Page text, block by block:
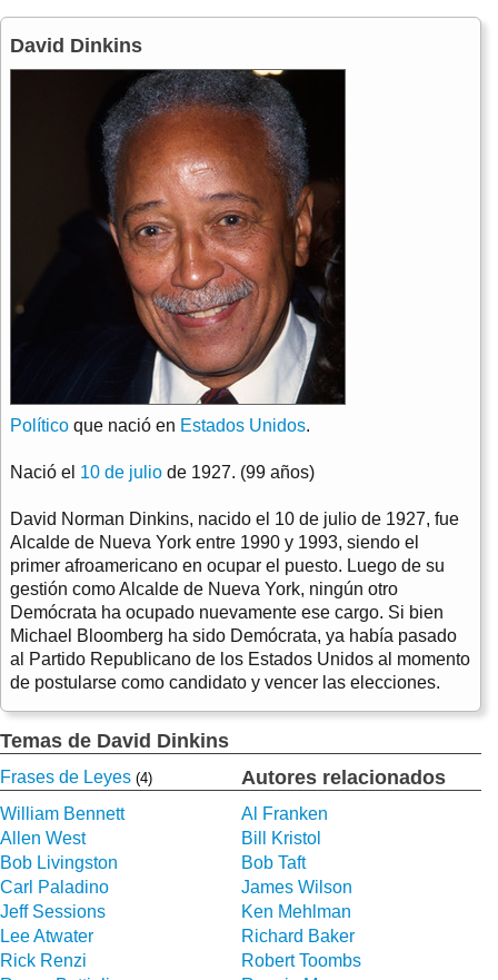
David Dinkins
Político que nació en Estados Unidos.
Nació el 10 de julio de 1927. (99 años)
David Norman Dinkins, nacido el 10 de julio de 1927, fue
Alcalde de Nueva York entre 1990 y 1993, siendo el
primer afroamericano en ocupar el puesto. Luego de su
gestión como Alcalde de Nueva York, ningún otro
Demócrata ha ocupado nuevamente ese cargo. Si bien
Michael Bloomberg ha sido Demócrata, ya había pasado
al Partido Republicano de los Estados Unidos al momento
de postularse como candidato y vencer las elecciones.
Temas de David Dinkins
Frases de Leyes (4) Autores relacionados
William Bennett
Al Franken
Allen West
Bill Kristol
Bob Livingston
Bob Taft
Carl Paladino
James Wilson
Jeff Sessions
Ken Mehlman
Lee Atwater
Richard Baker
Rick Renzi
Robert Toombs